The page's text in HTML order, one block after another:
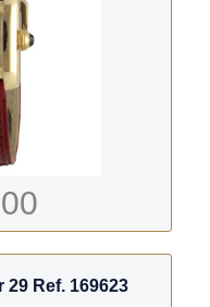
29 Ref. 169623